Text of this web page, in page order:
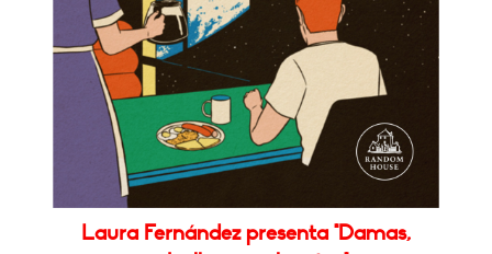
Laura Fernández presenta "Damas,